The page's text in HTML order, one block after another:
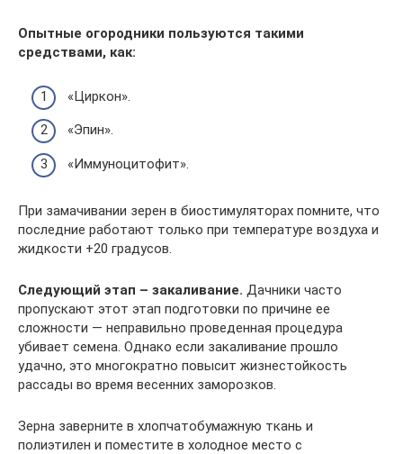
Опытные огородники пользуются такими
средствами, как:
«Циркон».
«Эпин».
«Иммуноцитофит».
При замачивании зерен в биостимуляторах помните, что
последние работают только при температуре воздуха и
жидкости +20 градусов.
Следующий этап – закаливание. Дачники часто
пропускают этот этап подготовки по причине ее
сложности — неправильно проведенная процедура
убивает семена. Однако если закаливание прошло
удачно, это многократно повысит жизнестойкость
рассады во время весенних заморозков.
Зерна заверните в хлопчатобумажную ткань и
полиэтилен и поместите в холодное место с